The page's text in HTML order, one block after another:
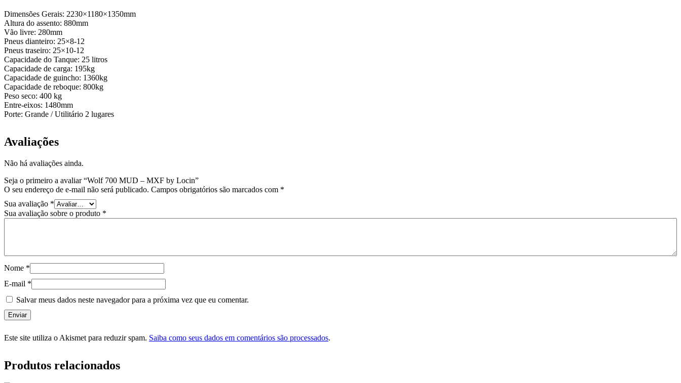
Dimensões Gerais: 2230×1180×1350mm
Altura do assento: 880mm
Vão livre: 280mm
Pneus dianteiro: 25×8-12
Pneus traseiro: 25×10-12
Capacidade do Tanque: 25 litros
Capacidade de carga: 195kg
Capacidade de guincho: 1360kg
Capacidade de reboque: 800kg
Peso seco: 400 kg
Entre-eixos: 1480mm
Porte: Grande / Utilitário 2 lugares
Avaliações
Não há avaliações ainda.
Seja o primeiro a avaliar “Wolf 700 MUD – MXF by Locin”
O seu endereço de e-mail não será publicado. Campos obrigatórios são marcados com *
Sua avaliação *
Sua avaliação sobre o produto *
Nome *
E-mail *
Salvar meus dados neste navegador para a próxima vez que eu comentar.
Este site utiliza o Akismet para reduzir spam. Saiba como seus dados em comentários são processados.
Produtos relacionados